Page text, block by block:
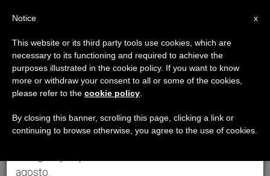
ETIQUETA
Posts Tagged
‘elecciones En
Venezuela’
×
Aviso importante
Del 27 de julio al 7 de agosto haremos la pausa
anual, aprovechando que en el periodo de verano
se generan menos informaciones y también el
agosto.
x
Notice
This website or its third party tools use cookies, which are
necessary to its functioning and required to achieve the
purposes illustrated in the cookie policy. If you want to know
more or withdraw your consent to all or some of the cookies,
please refer to the cookie policy
By closing this banner, scrolling this page, clicking a link or
continuing to browse otherwise, you agree to the use of cookies.